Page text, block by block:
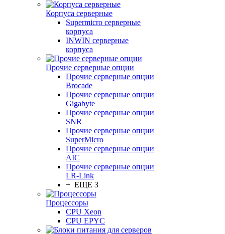
Корпуса серверные
Supermicro серверные
корпуса
INWIN серверные
корпуса
Прочие серверные опции
Прочие серверные опции
Brocade
Прочие серверные опции
Gigabyte
Прочие серверные опции
SNR
Прочие серверные опции
SuperMicro
Прочие серверные опции
AIC
Прочие серверные опции
LR-Link
+ ЕЩЕ 3
Процессоры
CPU Xeon
CPU EPYC